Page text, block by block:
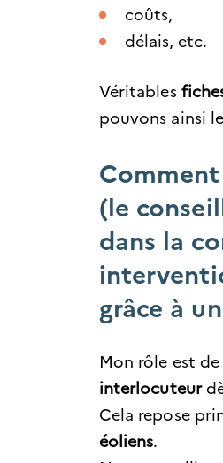
coûts,
délais, etc.
Véritables
pouvons ainsi
(le
dans la
grâce à
Mon rôle est de
interlocuteur
Cela repose
éoliens.